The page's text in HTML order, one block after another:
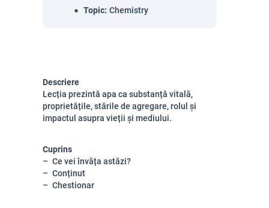
Topic: Chemistry
Descriere
Lecția prezintă apa ca substanță vitală,
proprietățile, stările de agregare, rolul și
impactul asupra vieții și mediului.
Cuprins
Ce vei învăța astăzi?
Conținut
Chestionar